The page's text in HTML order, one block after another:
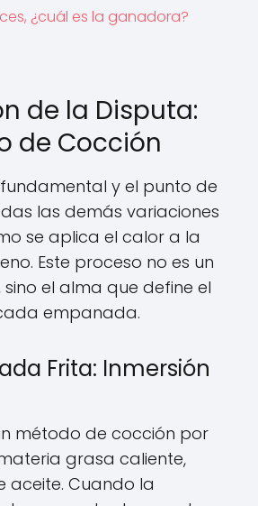
¿cuál es la ganadora?
de la Disputa:
de Cocción
y el punto de
las demás variaciones
se aplica el calor a la
Este proceso no es un
el alma que define el
empanada.
Frita: Inmersión
método de cocción por
grasa caliente,
aceite. Cuando la